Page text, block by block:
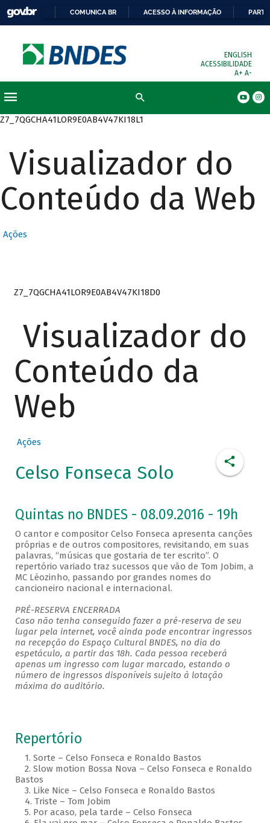
COMUNICA BR ACESSO À INFORMAÇÃO
ENGLISH
ACESSIBILIDADE
A+ A-
Z7_7QGCHA41LOR9E0AB4V47KI18L1
Visualizador do
Conteúdo da Web
Ações
Z7_7QGCHA41LOR9E0AB4V47KI18D0
Visualizador do
Conteúdo da
Web
Ações
Celso Fonseca Solo
Quintas no BNDES - 08.09.2016 - 19h
O cantor e compositor Celso Fonseca apresenta canções
próprias e de outros compositores, revisitando, em suas
palavras, “músicas que gostaria de ter escrito”. O
repertório variado traz sucessos que vão de Tom Jobim, a
MC Léozinho, passando por grandes nomes do
cancioneiro nacional e internacional.
PRÉ-RESERVA ENCERRADA
Caso não tenha conseguido fazer a pré-reserva de seu
lugar pela internet, você ainda pode encontrar ingressos
na recepção do Espaço Cultural BNDES, no dia do
espetáculo, a partir das 18h. Cada pessoa receberá
apenas um ingresso com lugar marcado, estando o
número de ingressos disponíveis sujeito à lotação
máxima do auditório.
Repertório
1. Sorte – Celso Fonseca e Ronaldo Bastos
2. Slow motion Bossa Nova – Celso Fonseca e Ronaldo
Bastos
3. Like Nice – Celso Fonseca e Ronaldo Bastos
4. Triste – Tom Jobim
5. Por acaso, pela tarde – Celso Fonseca